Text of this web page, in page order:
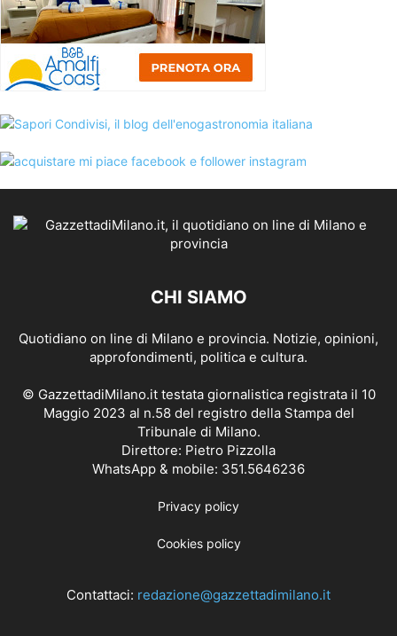
CHI SIAMO
Quotidiano on line di Milano e provincia. Notizie, opinioni,
approfondimenti, politica e cultura.
© GazzettadiMilano.it testata giornalistica registrata il 10
Maggio 2023 al n.58 del registro della Stampa del
Tribunale di Milano.
Direttore: Pietro Pizzolla
WhatsApp & mobile: 351.5646236
Privacy policy
Cookies policy
Contattaci: redazione@gazzettadimilano.it